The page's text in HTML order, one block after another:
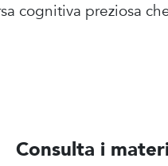
cognitiva preziosa
Consulta i